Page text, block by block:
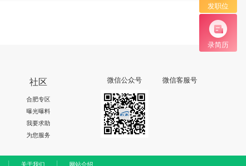
发职位
录简历
社区
合肥专区
曝光曝料
我要求助
为您服务
微信公众号 微信客服号
关于我们 网站介绍